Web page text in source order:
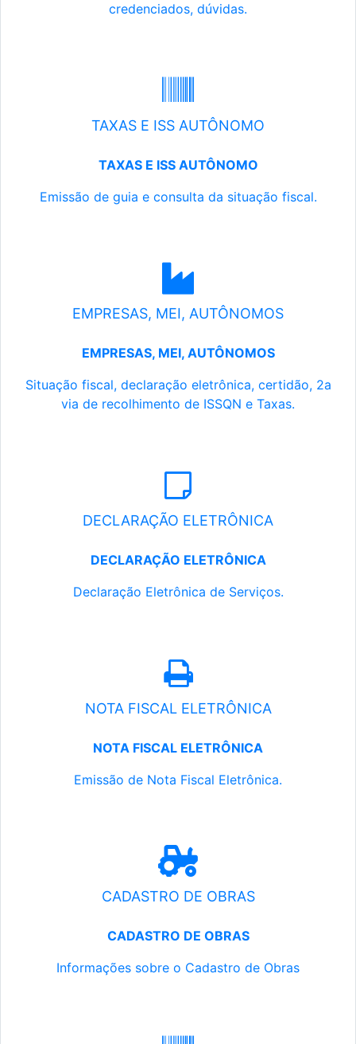
credenciados, dúvidas.
TAXAS E ISS AUTÔNOMO
TAXAS E ISS AUTÔNOMO
Emissão de guia e consulta da situação fiscal.
EMPRESAS, MEI, AUTÔNOMOS
EMPRESAS, MEI, AUTÔNOMOS
Situação fiscal, declaração eletrônica, certidão, 2a
via de recolhimento de ISSQN e Taxas.
DECLARAÇÃO ELETRÔNICA
DECLARAÇÃO ELETRÔNICA
Declaração Eletrônica de Serviços.
NOTA FISCAL ELETRÔNICA
NOTA FISCAL ELETRÔNICA
Emissão de Nota Fiscal Eletrônica.
CADASTRO DE OBRAS
CADASTRO DE OBRAS
Informações sobre o Cadastro de Obras